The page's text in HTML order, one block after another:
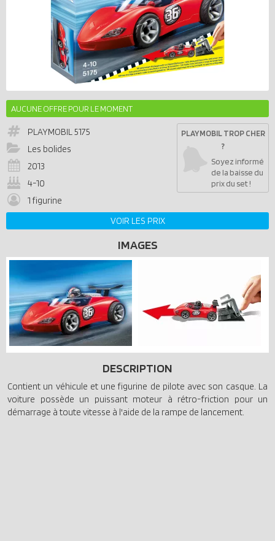
AUCUNE OFFRE POUR LE MOMENT
PLAYMOBIL5175
Les bolides
2013
4-10
1 figurine
PLAYMOBIL TROP CHER
?
Soyez informé
de la baisse du
prix du set !
VOIR LES PRIX
IMAGES
DESCRIPTION
Contient un véhicule et une figurine de pilote avec son casque. La
voiture possède un puissant moteur à rétro-friction pour un
démarrage à toute vitesse à l'aide de la rampe de lancement.